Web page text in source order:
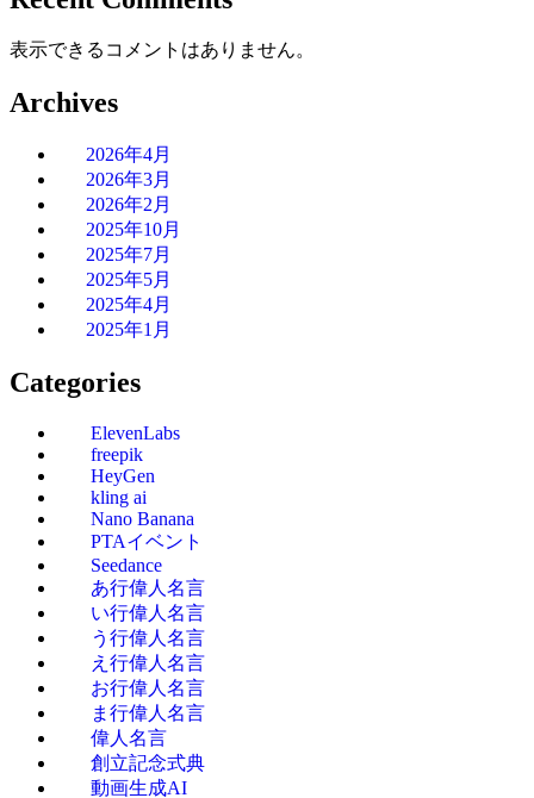
表示できるコメントはありません。
Archives
2026年4月
2026年3月
2026年2月
2025年10月
2025年7月
2025年5月
2025年4月
2025年1月
Categories
ElevenLabs
freepik
HeyGen
kling ai
Nano Banana
PTAイベント
Seedance
あ行偉人名言
い行偉人名言
う行偉人名言
え行偉人名言
お行偉人名言
ま行偉人名言
偉人名言
創立記念式典
動画生成AI